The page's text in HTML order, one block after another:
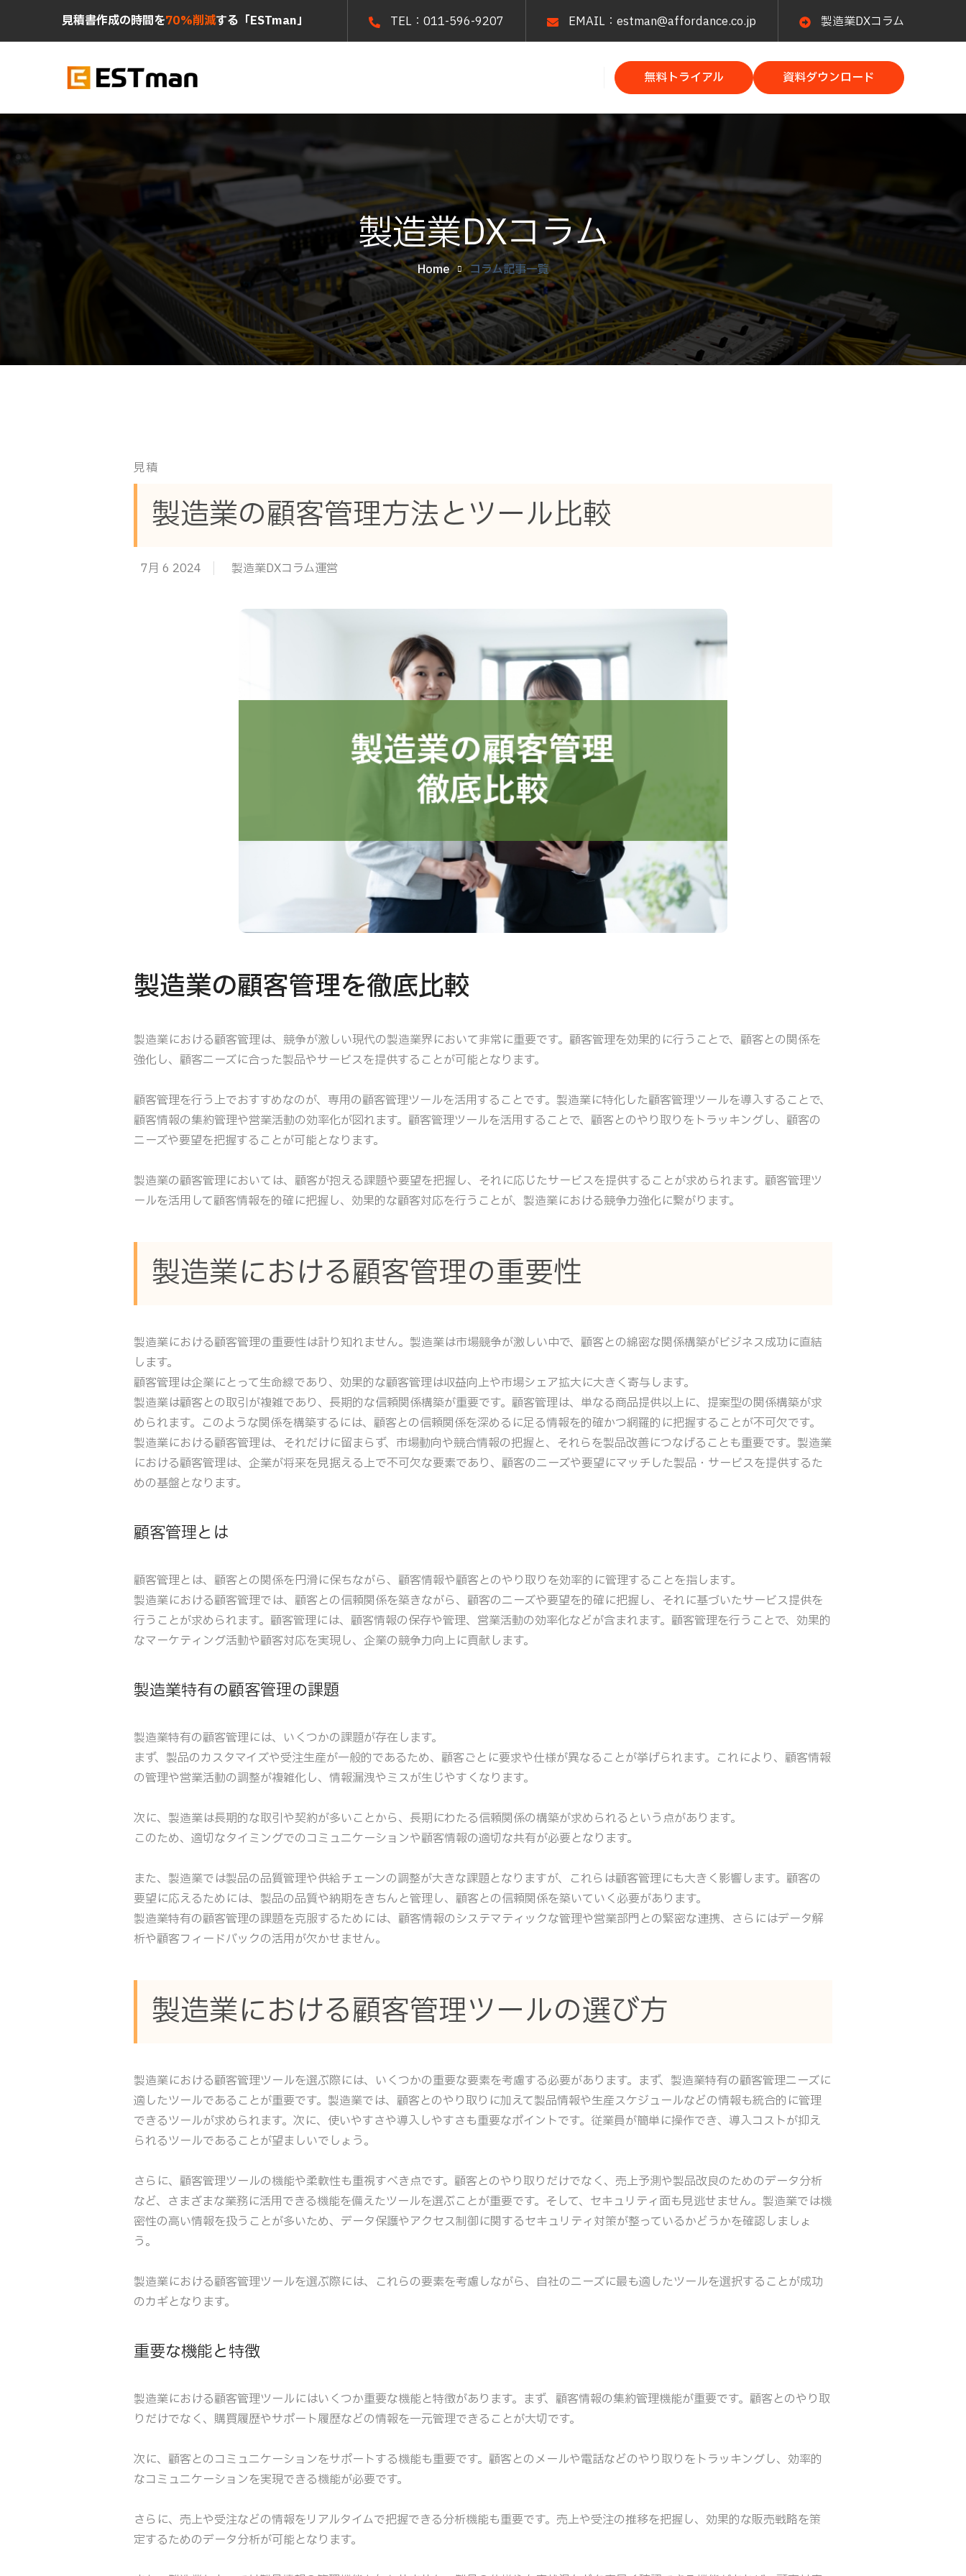
見積書作成の時間を70%削減する「ESTman」 TEL：011-596-9207 EMAIL：estman@affordance.co.jp 製造業DXコラム
無料トライアル 資料ダウンロード
製造業DXコラム
Home コラム記事一覧
見積
製造業の顧客管理方法とツール比較
7月 6 2024 製造業DXコラム運営
製造業の顧客管理を徹底比較
製造業における顧客管理は、競争が激しい現代の製造業界において非常に重要です。顧客管理を効果的に行うことで、顧客との関係を
強化し、顧客ニーズに合った製品やサービスを提供することが可能となります。
顧客管理を行う上でおすすめなのが、専用の顧客管理ツールを活用することです。製造業に特化した顧客管理ツールを導入することで、
顧客情報の集約管理や営業活動の効率化が図れます。顧客管理ツールを活用することで、顧客とのやり取りをトラッキングし、顧客の
ニーズや要望を把握することが可能となります。
製造業の顧客管理においては、顧客が抱える課題や要望を把握し、それに応じたサービスを提供することが求められます。顧客管理ツ
ールを活用して顧客情報を的確に把握し、効果的な顧客対応を行うことが、製造業における競争力強化に繋がります。
製造業における顧客管理の重要性
製造業における顧客管理の重要性は計り知れません。製造業は市場競争が激しい中で、顧客との綿密な関係構築がビジネス成功に直結
します。
顧客管理は企業にとって生命線であり、効果的な顧客管理は収益向上や市場シェア拡大に大きく寄与します。
製造業は顧客との取引が複雑であり、長期的な信頼関係構築が重要です。顧客管理は、単なる商品提供以上に、提案型の関係構築が求
められます。このような関係を構築するには、顧客との信頼関係を深めるに足る情報を的確かつ網羅的に把握することが不可欠です。
製造業における顧客管理は、それだけに留まらず、市場動向や競合情報の把握と、それらを製品改善につなげることも重要です。製造業
における顧客管理は、企業が将来を見据える上で不可欠な要素であり、顧客のニーズや要望にマッチした製品・サービスを提供するた
めの基盤となります。
顧客管理とは
顧客管理とは、顧客との関係を円滑に保ちながら、顧客情報や顧客とのやり取りを効率的に管理することを指します。
製造業における顧客管理では、顧客との信頼関係を築きながら、顧客のニーズや要望を的確に把握し、それに基づいたサービス提供を
行うことが求められます。顧客管理には、顧客情報の保存や管理、営業活動の効率化などが含まれます。顧客管理を行うことで、効果的
なマーケティング活動や顧客対応を実現し、企業の競争力向上に貢献します。
製造業特有の顧客管理の課題
製造業特有の顧客管理には、いくつかの課題が存在します。
まず、製品のカスタマイズや受注生産が一般的であるため、顧客ごとに要求や仕様が異なることが挙げられます。これにより、顧客情報
の管理や営業活動の調整が複雑化し、情報漏洩やミスが生じやすくなります。
次に、製造業は長期的な取引や契約が多いことから、長期にわたる信頼関係の構築が求められるという点があります。
このため、適切なタイミングでのコミュニケーションや顧客情報の適切な共有が必要となります。
また、製造業では製品の品質管理や供給チェーンの調整が大きな課題となりますが、これらは顧客管理にも大きく影響します。顧客の
要望に応えるためには、製品の品質や納期をきちんと管理し、顧客との信頼関係を築いていく必要があります。
製造業特有の顧客管理の課題を克服するためには、顧客情報のシステマティックな管理や営業部門との緊密な連携、さらにはデータ解
析や顧客フィードバックの活用が欠かせません。
製造業における顧客管理ツールの選び方
製造業における顧客管理ツールを選ぶ際には、いくつかの重要な要素を考慮する必要があります。まず、製造業特有の顧客管理ニーズに
適したツールであることが重要です。製造業では、顧客とのやり取りに加えて製品情報や生産スケジュールなどの情報も統合的に管理
できるツールが求められます。次に、使いやすさや導入しやすさも重要なポイントです。従業員が簡単に操作でき、導入コストが抑え
られるツールであることが望ましいでしょう。
さらに、顧客管理ツールの機能や柔軟性も重視すべき点です。顧客とのやり取りだけでなく、売上予測や製品改良のためのデータ分析
など、さまざまな業務に活用できる機能を備えたツールを選ぶことが重要です。そして、セキュリティ面も見逃せません。製造業では機
密性の高い情報を扱うことが多いため、データ保護やアクセス制御に関するセキュリティ対策が整っているかどうかを確認しましょ
う。
製造業における顧客管理ツールを選ぶ際には、これらの要素を考慮しながら、自社のニーズに最も適したツールを選択することが成功
のカギとなります。
重要な機能と特徴
製造業における顧客管理ツールにはいくつか重要な機能と特徴があります。まず、顧客情報の集約管理機能が重要です。顧客とのやり取
りだけでなく、購買履歴やサポート履歴などの情報を一元管理できることが大切です。
次に、顧客とのコミュニケーションをサポートする機能も重要です。顧客とのメールや電話などのやり取りをトラッキングし、効率的
なコミュニケーションを実現できる機能が必要です。
さらに、売上や受注などの情報をリアルタイムで把握できる分析機能も重要です。売上や受注の推移を把握し、効果的な販売戦略を策
定するためのデータ分析が可能となります。